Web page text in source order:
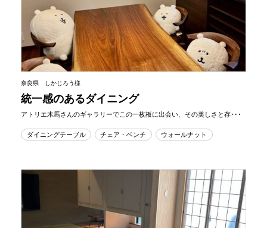
奈良県 しかじろう様
統一感のあるダイニング
アトリエ木馬さんのギャラリーでこの一枚板に出会い、その美しさと存･･･
ダイニングテーブル チェア・ベンチ ウォールナット